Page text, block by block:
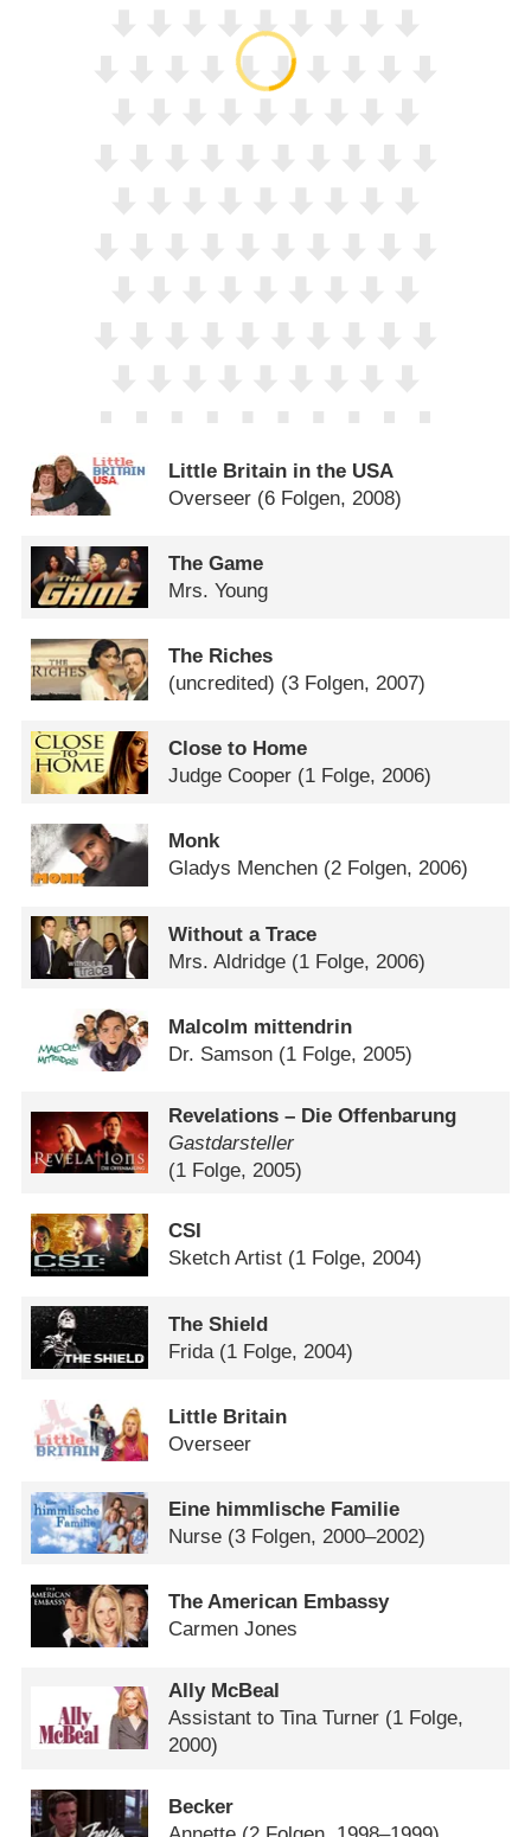
Little Britain in the USA
Overseer (6 Folgen, 2008)
The Game
Mrs. Young
The Riches
(uncredited) (3 Folgen, 2007)
Close to Home
Judge Cooper (1 Folge, 2006)
Monk
Gladys Menchen (2 Folgen, 2006)
Without a Trace
Mrs. Aldridge (1 Folge, 2006)
Malcolm mittendrin
Dr. Samson (1 Folge, 2005)
Revelations – Die Offenbarung
Gastdarsteller
(1 Folge, 2005)
CSI
Sketch Artist (1 Folge, 2004)
The Shield
Frida (1 Folge, 2004)
Little Britain
Overseer
Eine himmlische Familie
Nurse (3 Folgen, 2000–2002)
The American Embassy
Carmen Jones
Ally McBeal
Assistant to Tina Turner (1 Folge,
2000)
Becker